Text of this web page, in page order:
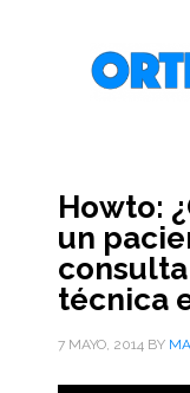
Howto:
un
técnica
7 MAYO, 2014BY